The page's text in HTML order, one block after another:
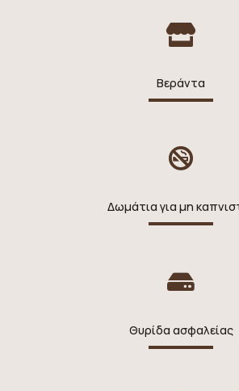
Βεράντα
Δωμάτια για μη
Θυρίδα ασφαλείας